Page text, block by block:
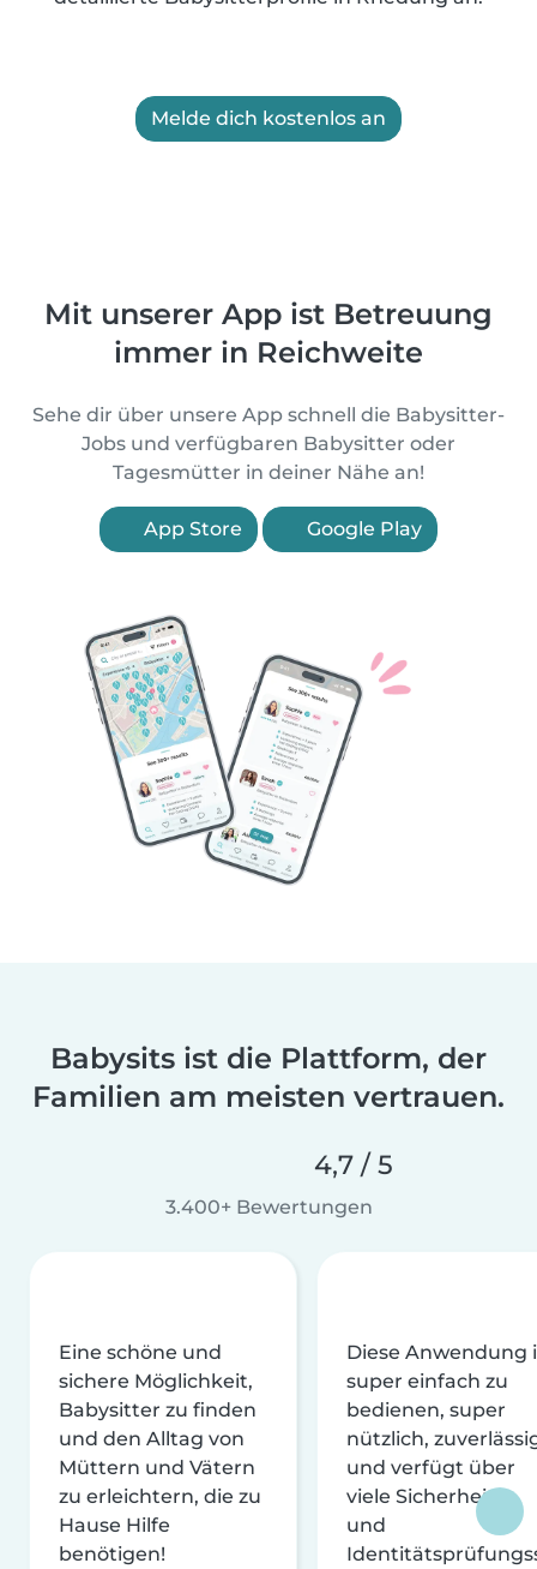
Melde dich kostenlos an
Mit unserer App ist Betreuung
immer in Reichweite
Sehe dir über unsere App schnell die Babysitter-
Jobs und verfügbaren Babysitter oder
Tagesmütter in deiner Nähe an!
App Store Google Play
Babysits ist die Plattform, der
Familien am meisten vertrauen.
4,7 / 5
3.400+ Bewertungen
Eine schöne und
sichere Möglichkeit,
Babysitter zu finden
und den Alltag von
Müttern und Vätern
zu erleichtern, die zu
Hause Hilfe
benötigen!
Diese Anwendung
super einfach zu
bedienen, super
nützlich,
und verfügt über
viele Sicherheits-
und